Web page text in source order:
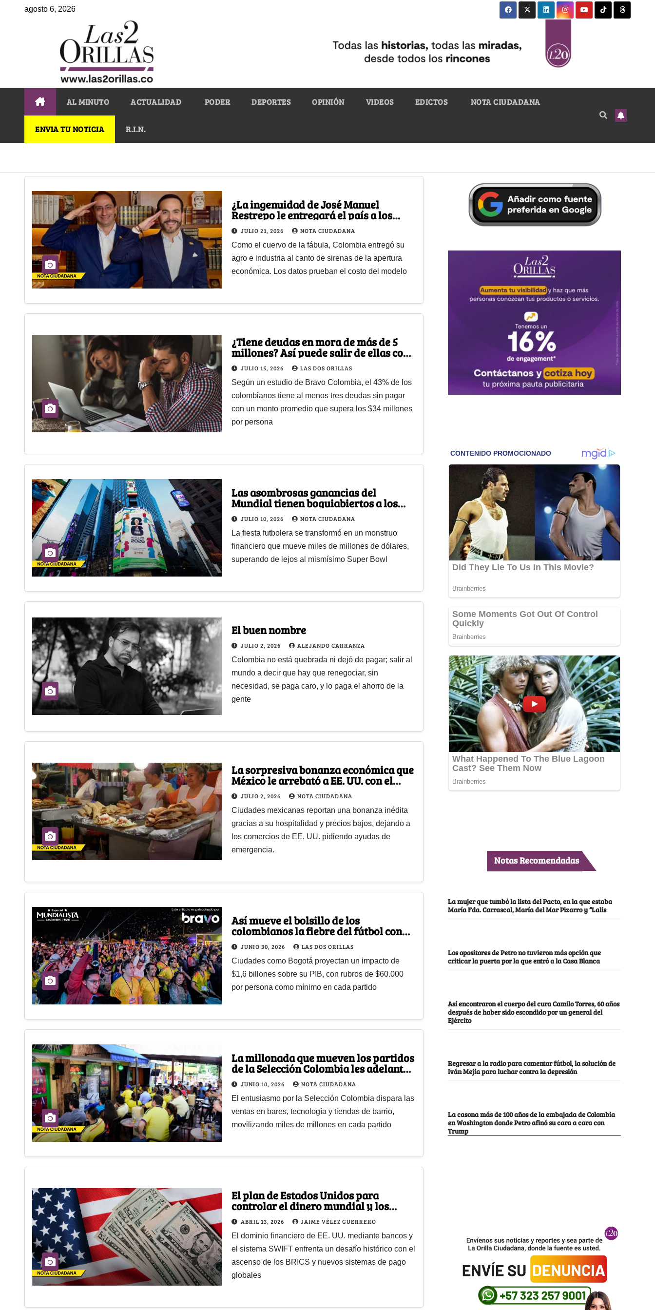
agosto 6, 2026
AL MINUTO ACTUALIDAD PODER DEPORTES OPINIÓN VIDEOS EDICTOS NOTA CIUDADANA
ENVIA TU NOTICIA R.I.N.
¿La ingenuidad de José Manuel
Restrepo le entregará el país a los
gigantes asiáticos?
JULIO 21, 2026 NOTA CIUDADANA
Como el cuervo de la fábula, Colombia entregó su
agro e industria al canto de sirenas de la apertura
económica. Los datos prueban el costo del modelo
¿Tiene deudas en mora de más de 5
millones? Así puede salir de ellas con
hasta 50% de descuento
JULIO 15, 2026 LAS DOS ORILLAS
Según un estudio de Bravo Colombia, el 43% de los
colombianos tiene al menos tres deudas sin pagar
con un monto promedio que supera los $34 millones
por persona
Las asombrosas ganancias del
Mundial tienen boquiabiertos a los
tiburones de Wall Street
JULIO 10, 2026 NOTA CIUDADANA
La fiesta futbolera se transformó en un monstruo
financiero que mueve miles de millones de dólares,
superando de lejos al mismísimo Super Bowl
El buen nombre
JULIO 2, 2026 ALEJANDO CARRANZA
Colombia no está quebrada ni dejó de pagar; salir al
mundo a decir que hay que renegociar, sin
necesidad, se paga caro, y lo paga el ahorro de la
gente
La sorpresiva bonanza económica que
México le arrebató a EE. UU. con el
Mundial
JULIO 2, 2026 NOTA CIUDADANA
Ciudades mexicanas reportan una bonanza inédita
gracias a su hospitalidad y precios bajos, dejando a
los comercios de EE. UU. pidiendo ayudas de
emergencia.
Así mueve el bolsillo de los
colombianos la fiebre del fútbol con
gastos que pueden superar los 8
millones de pesos
JUNIO 30, 2026 LAS DOS ORILLAS
Ciudades como Bogotá proyectan un impacto de
$1,6 billones sobre su PIB, con rubros de $60.000
por persona como mínimo en cada partido
La millonada que mueven los partidos
de la Selección Colombia les adelanta
la Navidad a los comerciantes
JUNIO 10, 2026 NOTA CIUDADANA
El entusiasmo por la Selección Colombia dispara las
ventas en bares, tecnología y tiendas de barrio,
movilizando miles de millones en cada partido
El plan de Estados Unidos para
controlar el dinero mundial y los
países que ya le están diciendo que no
ABRIL 13, 2026 JAIME VÉLEZ GUERRERO
El dominio financiero de EE. UU. mediante bancos y
el sistema SWIFT enfrenta un desafío histórico con el
ascenso de los BRICS y nuevos sistemas de pago
globales
Notas Recomendadas
La mujer que tumbó la lista del Pacto, en la que estaba
María Fda. Carrascal, María del Mar Pizarro y “Lalis
Los opositores de Petro no tuvieron más opción que
criticar la puerta por la que entró a la Casa Blanca
Así encontraron el cuerpo del cura Camilo Torres, 60 años
después de haber sido escondido por un general del
Ejército
Regresar a la radio para comentar fútbol, la solución de
Iván Mejía para luchar contra la depresión
La casona más de 100 años de la embajada de Colombia
en Washington donde Petro afinó su cara a cara con
Trump